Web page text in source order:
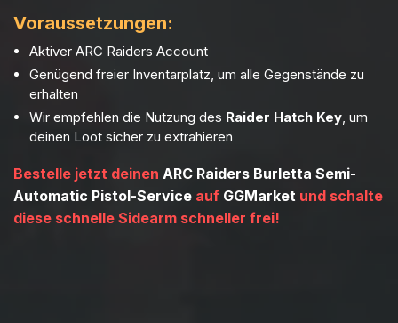
Voraussetzungen:
Aktiver ARC Raiders Account
Genügend freier Inventarplatz, um alle Gegenstände zu
erhalten
Wir empfehlen die Nutzung des Raider Hatch Key, um
deinen Loot sicher zu extrahieren
Bestelle jetzt deinen ARC Raiders Burletta Semi-
Automatic Pistol-Service auf GGMarket und schalte
diese schnelle Sidearm schneller frei!